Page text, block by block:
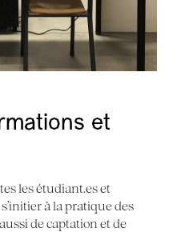
et
les étudiant.es et
à la pratique des
de captation et de